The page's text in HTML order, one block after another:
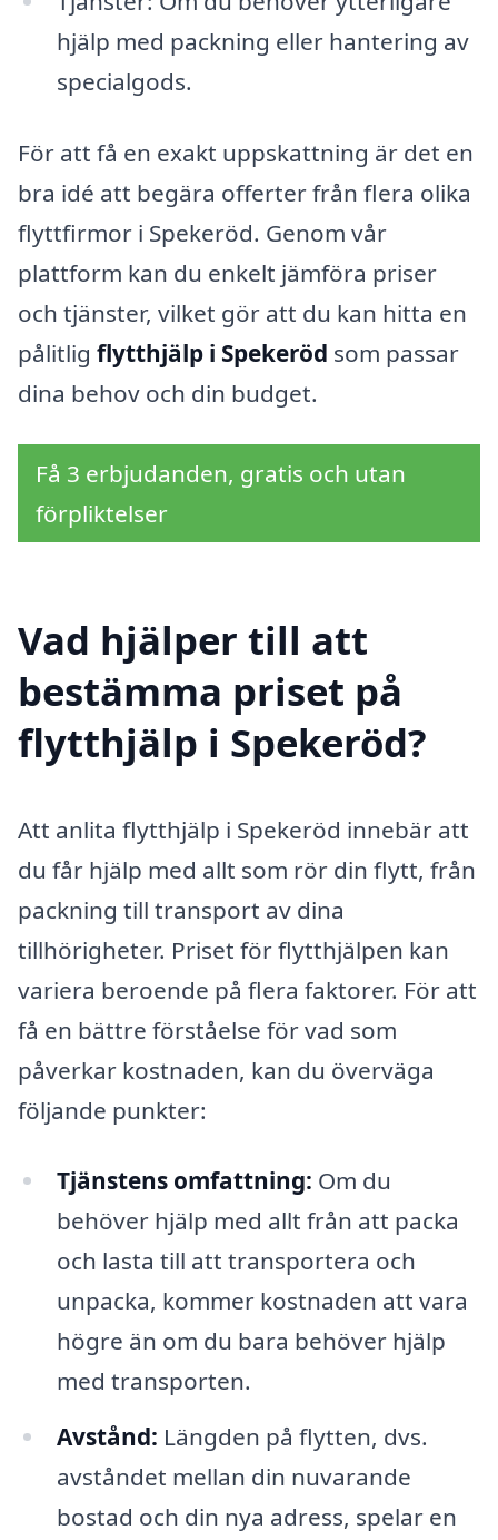
hjälp med packning eller hantering av
specialgods.
För att få en exakt uppskattning är det en
bra idé att begära offerter från flera olika
flyttfirmor i Spekeröd. Genom vår
plattform kan du enkelt jämföra priser
och tjänster, vilket gör att du kan hitta en
pålitlig flytthjälp i Spekeröd som passar
dina behov och din budget.
Få 3 erbjudanden, gratis och utan
förpliktelser
Vad hjälper till att
bestämma priset på
flytthjälp i Spekeröd?
Att anlita flytthjälp i Spekeröd innebär att
du får hjälp med allt som rör din flytt, från
packning till transport av dina
tillhörigheter. Priset för flytthjälpen kan
variera beroende på flera faktorer. För att
få en bättre förståelse för vad som
påverkar kostnaden, kan du överväga
följande punkter:
Tjänstens omfattning: Om du
behöver hjälp med allt från att packa
och lasta till att transportera och
unpacka, kommer kostnaden att vara
högre än om du bara behöver hjälp
med transporten.
Avstånd: Längden på flytten, dvs.
avståndet mellan din nuvarande
bostad och din nya adress, spelar en